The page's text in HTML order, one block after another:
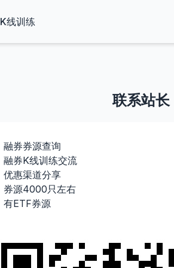
K线训练
联系站长
融券券源查询
融券K线训练交流
优惠渠道分享
券源4000只左右
有ETF券源